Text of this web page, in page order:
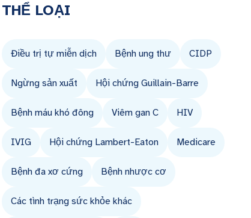
THỂ LOẠI
Điều trị tự miễn dịch Bệnh ung thư CIDP
Ngừng sản xuất Hội chứng Guillain-Barre
Bệnh máu khó đông Viêm gan C HIV
IVIG Hội chứng Lambert-Eaton Medicare
Bệnh đa xơ cứng Bệnh nhược cơ
Các tình trạng sức khỏe khác